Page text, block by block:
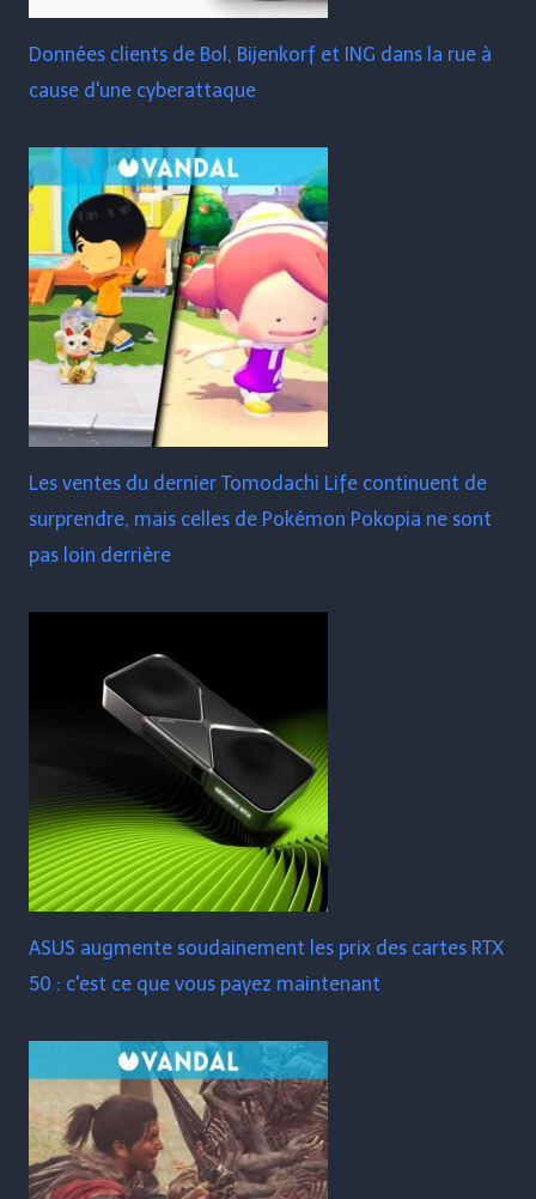
Données clients de Bol, Bijenkorf et ING dans la rue à
cause d'une cyberattaque
Les ventes du dernier Tomodachi Life continuent de
surprendre, mais celles de Pokémon Pokopia ne sont
pas loin derrière
ASUS augmente soudainement les prix des cartes RTX
50 : c'est ce que vous payez maintenant